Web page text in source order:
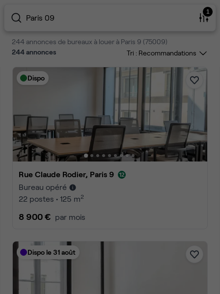
Paris 09
1
244 annonces de bureaux à louer à Paris 9 (75009)
244annonces Tri :
Dispo
Rue Claude Rodier, Paris 9
Bureau opéré
22 postes • 125 m2
8 900 € par mois
Dispo le 31 août